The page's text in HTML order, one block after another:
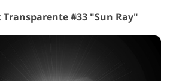
Transparente #33 "Sun Ray"